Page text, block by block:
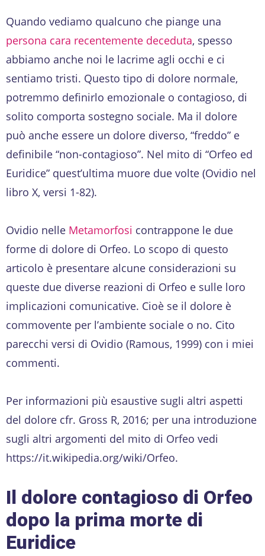
Quando vediamo qualcuno che piange una
persona cara recentemente deceduta, spesso
abbiamo anche noi le lacrime agli occhi e ci
sentiamo tristi. Questo tipo di dolore normale,
potremmo definirlo emozionale o contagioso, di
solito comporta sostegno sociale. Ma il dolore
può anche essere un dolore diverso, “freddo” e
definibile “non-contagioso”. Nel mito di “Orfeo ed
Euridice” quest’ultima muore due volte (Ovidio nel
libro X, versi 1-82).
Ovidio nelle Metamorfosi contrappone le due
forme di dolore di Orfeo. Lo scopo di questo
articolo è presentare alcune considerazioni su
queste due diverse reazioni di Orfeo e sulle loro
implicazioni comunicative. Cioè se il dolore è
commovente per l’ambiente sociale o no. Cito
parecchi versi di Ovidio (Ramous, 1999) con i miei
commenti.
Per informazioni più esaustive sugli altri aspetti
del dolore cfr. Gross R, 2016; per una introduzione
sugli altri argomenti del mito di Orfeo vedi
https://it.wikipedia.org/wiki/Orfeo.
Il dolore contagioso di Orfeo
dopo la prima morte di
Euridice